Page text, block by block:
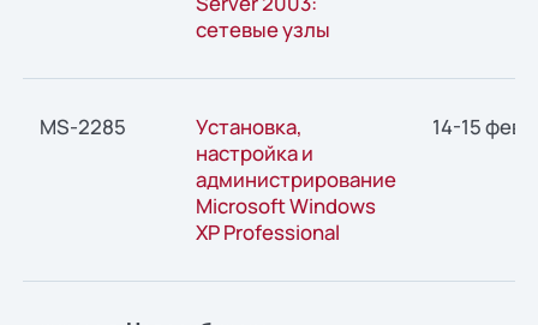
сетевые узлы
MS-2285
Установка,
настройка и
администрирование
Microsoft Windows
XP Professional
14-15